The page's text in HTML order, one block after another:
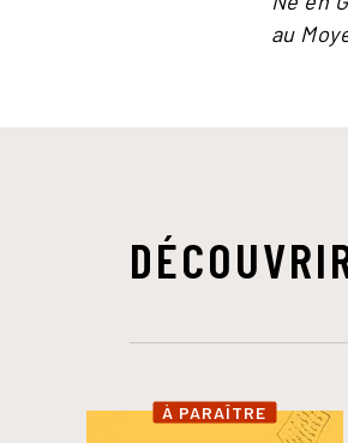
au
À PARAÎTRE